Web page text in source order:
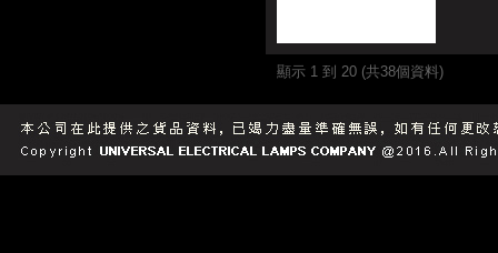
顯示 1 到 20 (共38個資料)